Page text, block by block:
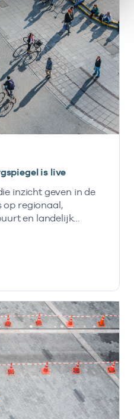
is live
inzicht geven in de
op regionaal,
en landelijk